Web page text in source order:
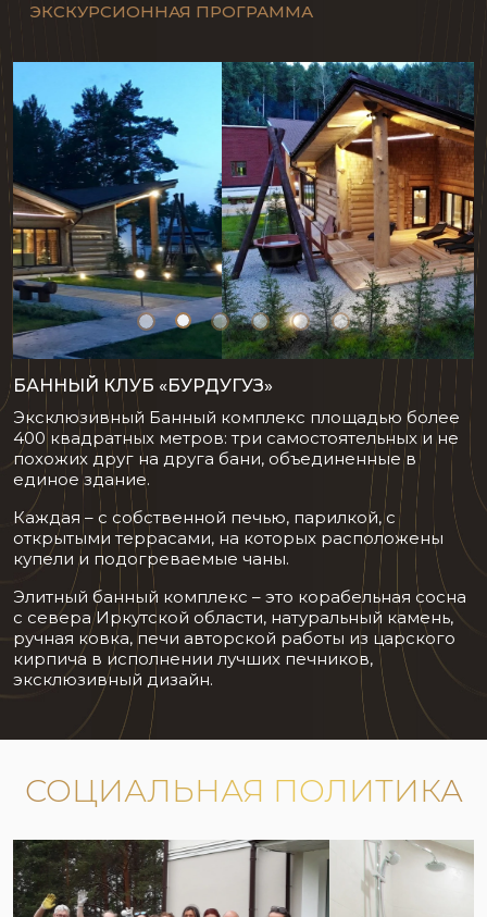
ЭКСКУРСИОННАЯ ПРОГРАММА
БАННЫЙ КЛУБ «БУРДУГУЗ»
Эксклюзивный Банный комплекс площадью более
400 квадратных метров: три самостоятельных и не
похожих друг на друга бани, объединенные в
единое здание.
Каждая – с собственной печью, парилкой, с
открытыми террасами, на которых расположены
купели и подогреваемые чаны.
Элитный банный комплекс – это корабельная сосна
с севера Иркутской области, натуральный камень,
ручная ковка, печи авторской работы из царского
кирпича в исполнении лучших печников,
эксклюзивный дизайн.
СОЦИАЛЬНАЯ ПОЛИТИКА